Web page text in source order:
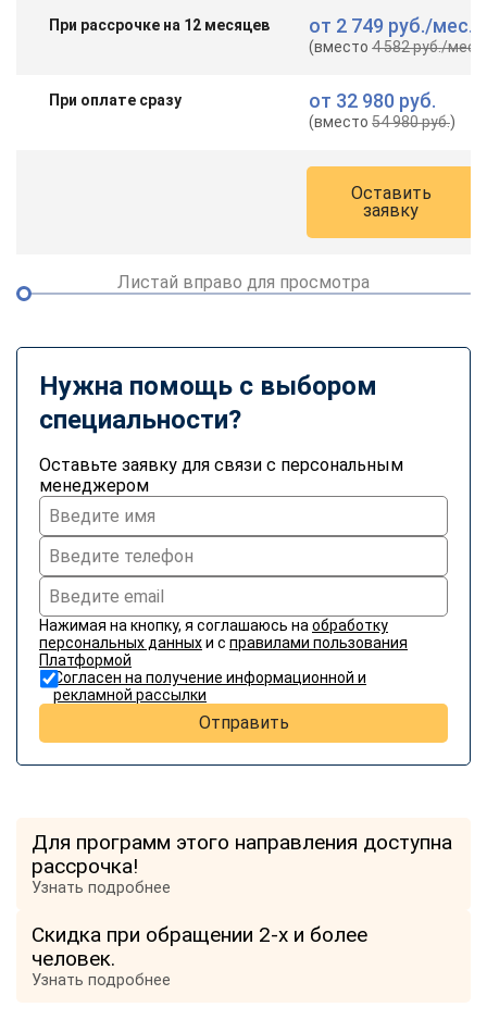
При рассрочке на 12 месяцев от 2 749 руб./мес.
(вместо4 582 руб./мес.
При оплате сразу от 32 980 руб.
(вместо54 980 руб.)
Оставить
заявку
Листай вправо для просмотра
Нужна помощь с выбором
специальности?
Оставьте заявку для связи с персональным
менеджером
Нажимая на кнопку, я соглашаюсь на обработку
персональных данныхи с правилами пользования
Платформой
Согласен на получение информационной и
рекламной рассылки
Отправить
Для программ этого направления доступна
рассрочка!
Узнать подробнее
Скидка при обращении 2-х и более
человек.
Узнать подробнее